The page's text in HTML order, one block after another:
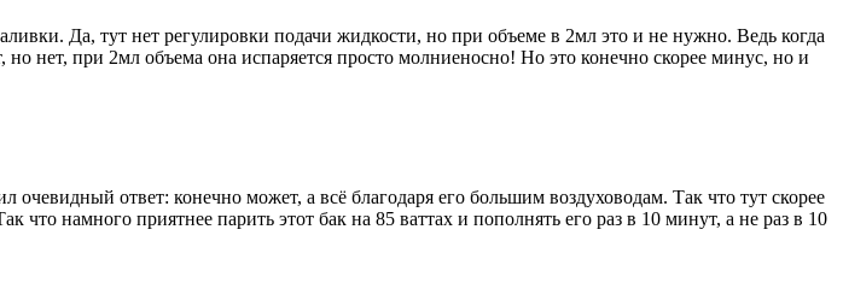
Да, тут нет регулировки подачи жидкости, но при объеме в 2мл это и не нужно. Ведь когда
нет, при 2мл объема она испаряется просто молниеносно! Но это конечно скорее минус, но и
ответ: конечно может, а всё благодаря его большим воздуховодам. Так что тут скорее
намного приятнее парить этот бак на 85 ваттах и пополнять его раз в 10 минут, а не раз в 10